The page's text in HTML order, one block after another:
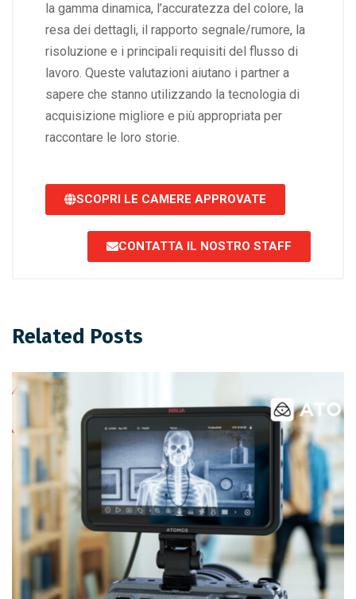
la gamma dinamica, l’accuratezza del colore, la
resa dei dettagli, il rapporto segnale/rumore, la
risoluzione e i principali requisiti del flusso di
lavoro. Queste valutazioni aiutano i partner a
sapere che stanno utilizzando la tecnologia di
acquisizione migliore e più appropriata per
raccontare le loro storie.
SCOPRI LE CAMERE APPROVATE
CONTATTA IL NOSTRO STAFF
Related Posts